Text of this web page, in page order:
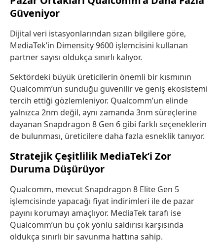
Güveniyor
Dijital veri istasyonlarından sızan bilgilere göre,
MediaTek’in Dimensity 9600 işlemcisini kullanan
partner sayısı oldukça sınırlı kalıyor.
Sektördeki büyük üreticilerin önemli bir kısmının
Qualcomm’un sunduğu güvenilir ve geniş ekosistemi
tercih ettiği gözlemleniyor. Qualcomm’un elinde
yalnızca 2nm değil, aynı zamanda 3nm süreçlerine
dayanan Snapdragon 8 Gen 6 gibi farklı seçeneklerin
de bulunması, üreticilere daha fazla esneklik tanıyor.
Stratejik Çeşitlilik MediaTek’i Zor
Duruma Düşürüyor
Qualcomm, mevcut Snapdragon 8 Elite Gen 5
işlemcisinde yapacağı fiyat indirimleri ile de pazar
payını korumayı amaçlıyor. MediaTek tarafı ise
Qualcomm’un bu çok yönlü saldırısı karşısında
oldukça sınırlı bir savunma hattına sahip.